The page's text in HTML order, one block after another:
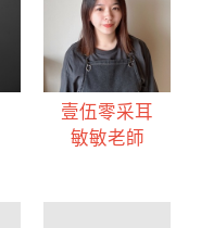
壹伍零采耳
敏敏老師